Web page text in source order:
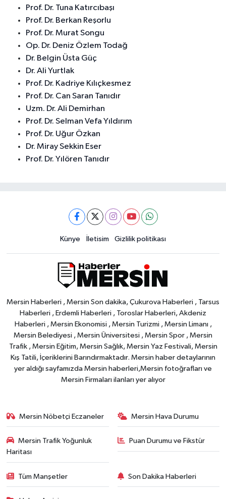
Prof. Dr. Tuna Katırcıbaşı
Prof. Dr. Berkan Reşorlu
Prof. Dr. Murat Songu
Op. Dr. Deniz Özlem Todağ
Dr. Belgin Üsta Güç
Dr. Ali Yurtlak
Prof. Dr. Kadriye Kılıçkesmez
Prof. Dr. Can Saran Tanıdır
Uzm. Dr. Ali Demirhan
Prof. Dr. Selman Vefa Yıldırım
Prof. Dr. Uğur Özkan
Dr. Miray Sekkin Eser
Prof. Dr. Yılören Tanıdır
Künye İletisim Gizlilik politikası
Mersin Haberleri , Mersin Son dakika, Çukurova Haberleri , Tarsus
Haberleri , Erdemli Haberleri , Toroslar Haberleri, Akdeniz
Haberleri , Mersin Ekonomisi , Mersin Turizmi , Mersin Limanı ,
Mersin Belediyesi , Mersin Üniversitesi , Mersin Spor , Mersin
Trafik , Mersin Eğitim, Mersin Sağlık, Mersin Yaz Festivali, Mersin
Kış Tatili, İçeriklerini Barındırmaktadır. Mersin haber detaylarının
yer aldığı sayfamızda Mersin haberleri,Mersin fotoğrafları ve
Mersin Firmaları ilanları yer alıyor
Mersin Nöbetçi Eczaneler Mersin Hava Durumu
Mersin Trafik Yoğunluk
Haritası
Puan Durumu ve Fikstür
Tüm Manşetler Son Dakika Haberleri